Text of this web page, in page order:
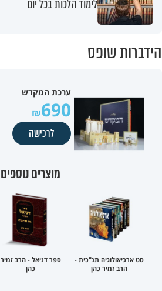
לימוד הלכות בכל יום
הידברות שופס
ערכת המקדש
690
לרכישה
מוצרים נוספים
סט ארכיאולוגיה תנ"כית -
הרב זמיר כהן
ספר דניאל - הרב זמיר
כהן